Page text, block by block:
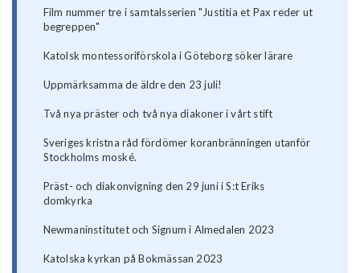
Film nummer tre i samtalsserien "Justitia et Pax reder ut
begreppen"
Katolsk montessoriförskola i Göteborg söker lärare
Uppmärksamma de äldre den 23 juli!
Två nya präster och två nya diakoner i vårt stift
Sveriges kristna råd fördömer koranbränningen utanför
Stockholms moské.
Präst- och diakonvigning den 29 juni i S:t Eriks
domkyrka
Newmaninstitutet och Signum i Almedalen 2023
Katolska kyrkan på Bokmässan 2023